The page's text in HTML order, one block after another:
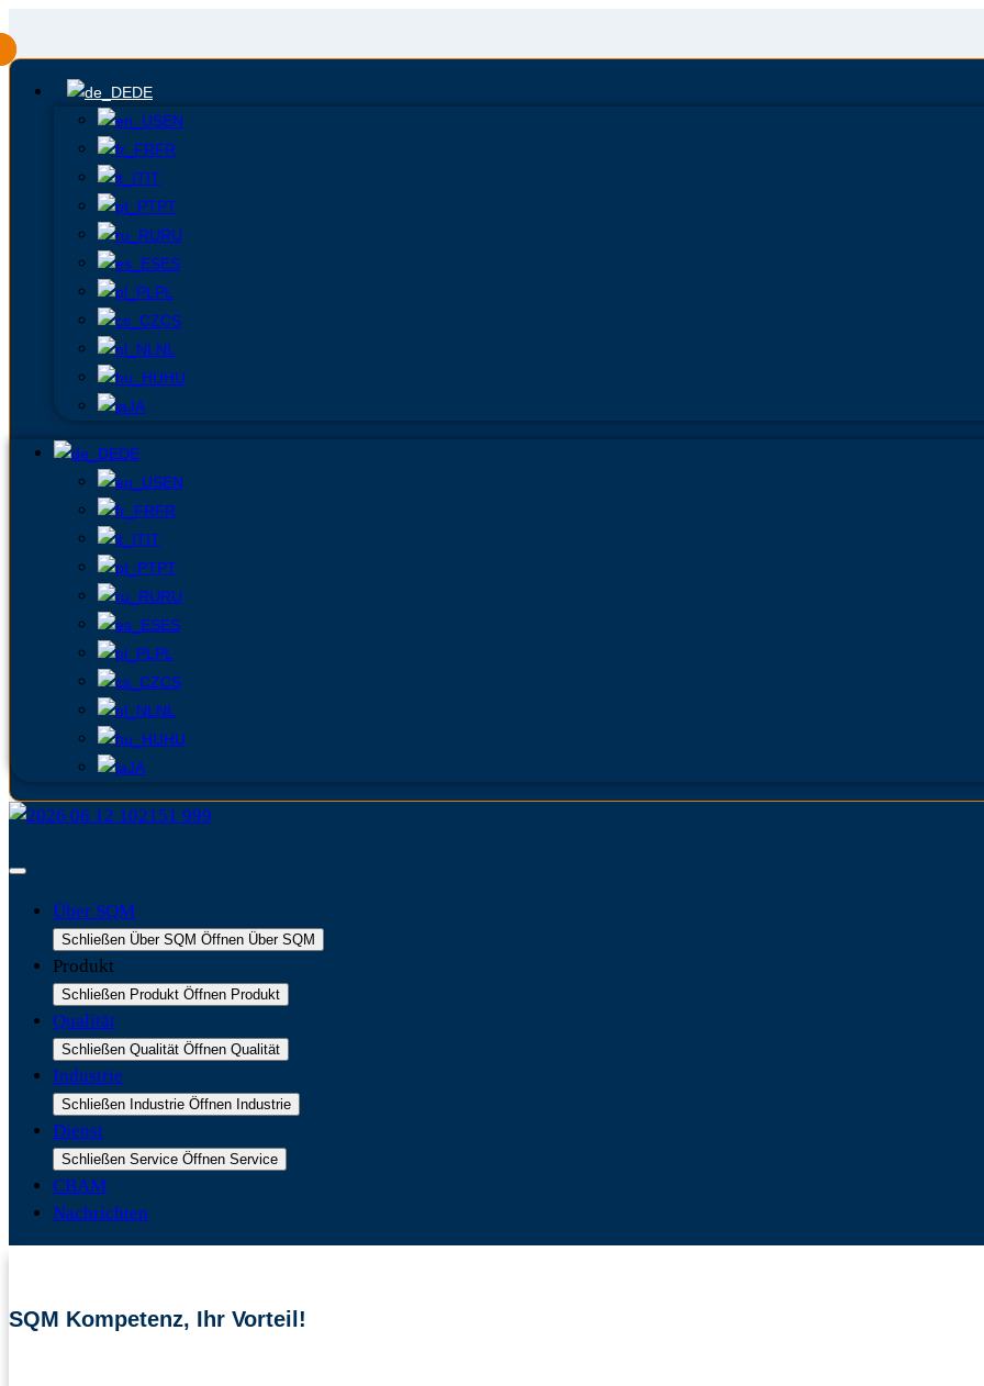
DE
EN
FR
IT
PT
RU
ES
PL
CS
NL
HU
JA
DE
EN
FR
IT
PT
RU
ES
PL
CS
NL
HU
JA
Über SQM
Schließen Über SQM Öffnen Über SQM
Produkt
Schließen Produkt Öffnen Produkt
Qualität
Schließen Qualität Öffnen Qualität
Industrie
Schließen Industrie Öffnen Industrie
Dienst
Schließen Service Öffnen Service
CBAM
Nachrichten
SQM Kompetenz, Ihr Vorteil!